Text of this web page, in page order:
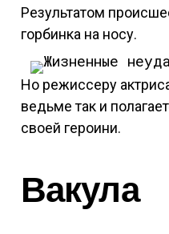
Результатом
горбинка на носу.
Но режиссеру
ведьме так и
своей героини.
Вакула